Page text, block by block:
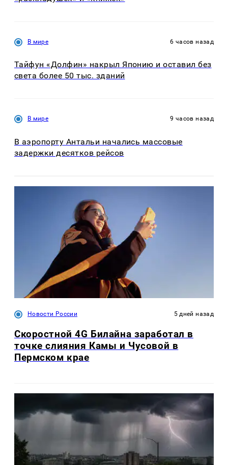
В мире 6 часов назад
Тайфун «Долфин» накрыл Японию и оставил без
света более 50 тыс. зданий
В мире 9 часов назад
В аэропорту Антальи начались массовые
задержки десятков рейсов
Новости России 5 дней назад
Скоростной 4G Билайна заработал в
точке слияния Камы и Чусовой в
Пермском крае